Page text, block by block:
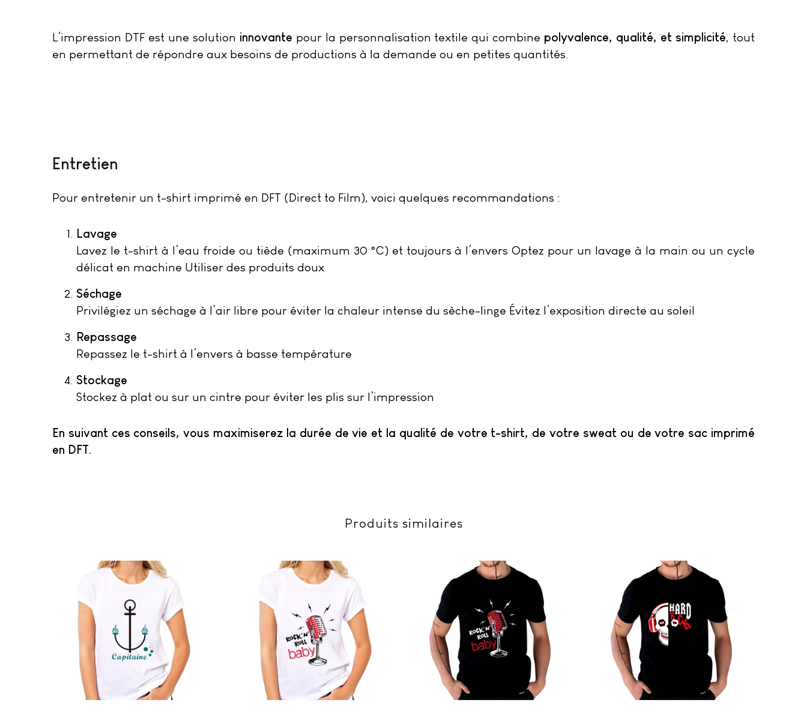
L’impression DTF est une solution innovante pour la personnalisation textile qui combine polyvalence, qualité, et simplicité, tout
en permettant de répondre aux besoins de productions à la demande ou en petites quantités.
Entretien
Pour entretenir un t-shirt imprimé en DFT (Direct to Film), voici quelques recommandations :
Lavage
Lavez le t-shirt à l’eau froide ou tiède (maximum 30 °C) et toujours à l’envers Optez pour un lavage à la main ou un cycle
délicat en machine Utiliser des produits doux
Séchage
Privilégiez un séchage à l’air libre pour éviter la chaleur intense du sèche-linge Évitez l’exposition directe au soleil
Repassage
Repassez le t-shirt à l’envers à basse température
Stockage
Stockez à plat ou sur un cintre pour éviter les plis sur l’impression
En suivant ces conseils, vous maximiserez la durée de vie et la qualité de votre t-shirt, de votre sweat ou de votre sac imprimé
en DFT.
Produits similaires